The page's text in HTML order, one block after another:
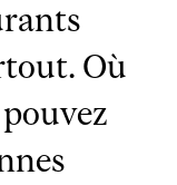
Où